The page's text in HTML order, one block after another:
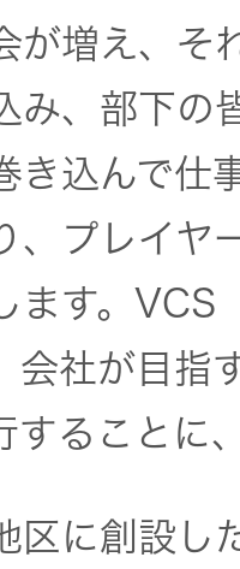
が増え、そ
み、部下の
き込んで仕
、プレイヤ
ます。
会社が目指
することに
区に創設し